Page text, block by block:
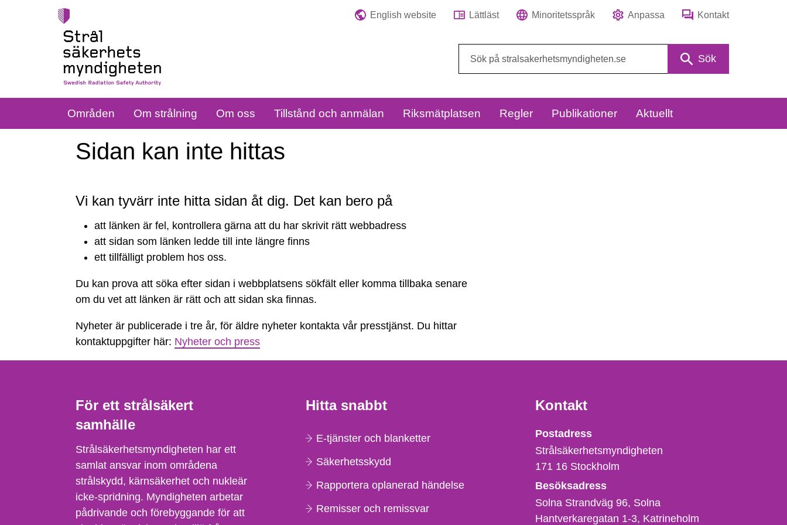
English website Lättläst Minoritetsspråk Anpassa Kontakt
Sök
Områden Om strålning Om oss Tillstånd och anmälan Riksmätplatsen Regler Publikationer Aktuellt
Sidan kan inte hittas
Sidan
kan
inte
hittas
Vi kan tyvärr inte hitta sidan åt dig. Det kan bero på
att länken är fel, kontrollera gärna att du har skrivit rätt webbadress
att sidan som länken ledde till inte längre finns
ett tillfälligt problem hos oss.
Du kan prova att söka efter sidan i webbplatsens sökfält eller komma tillbaka senare
om du vet att länken är rätt och att sidan ska finnas.
Nyheter är publicerade i tre år, för äldre nyheter kontakta vår presstjänst. Du hittar
kontaktuppgifter här: Nyheter och press
För ett strålsäkert
samhälle
Strålsäkerhetsmyndigheten har ett
samlat ansvar inom områdena
strålskydd, kärnsäkerhet och nukleär
icke-spridning. Myndigheten arbetar
pådrivande och förebyggande för att
Hitta snabbt
E-tjänster och blanketter
Säkerhetsskydd
Rapportera oplanerad händelse
Remisser och remissvar
Kontakt
Strålsäkerhetsmyndigheten
Postadress
Strålsäkerhetsmyndigheten
171 16 Stockholm
Besöksadress
Solna Strandväg 96, Solna
Hantverkaregatan 1-3 Katrineholm